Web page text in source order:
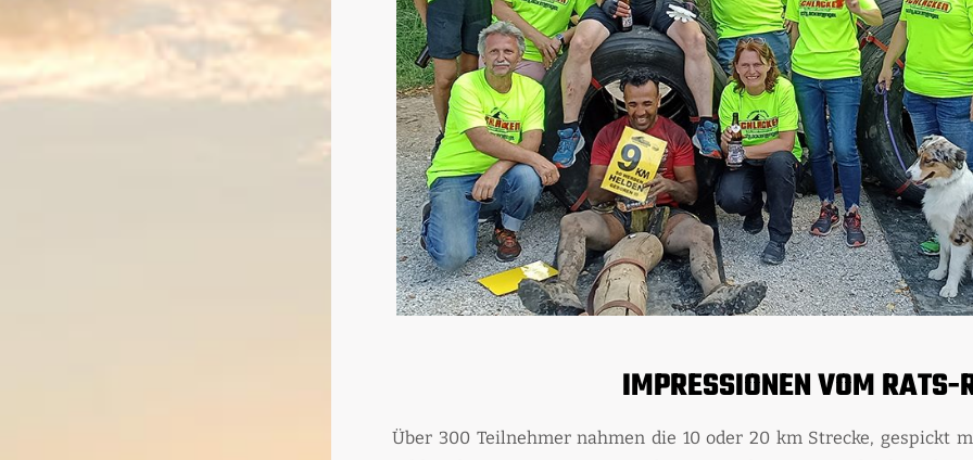
IMPRESSIONEN VOM
Über 300 Teilnehmer nahmen die 10 oder 20 km Strecke, gespickt